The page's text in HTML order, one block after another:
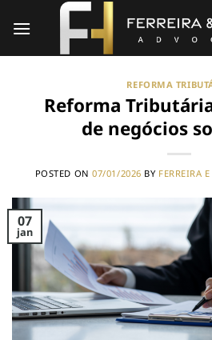
REFORMA
Reforma
de negócios
POSTED ON07/01/2026 BY FERREIRA
07
jan